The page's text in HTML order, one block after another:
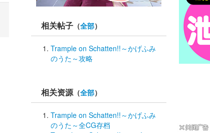
相关帖子（全部）
Trample on Schatten!!～かげふみ
のうた～攻略
相关资源（全部）
Trample on Schatten!!～かげふみ
のうた～全CG存档